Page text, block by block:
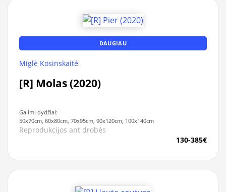
DAUGIAU
Miglė Kosinskaitė
[R] Molas (2020)
Galimi dydžiai:
50x70cm, 60x80cm, 70x95cm, 90x120cm, 100x140cm
Reprodukcijos ant drobės
130-385€